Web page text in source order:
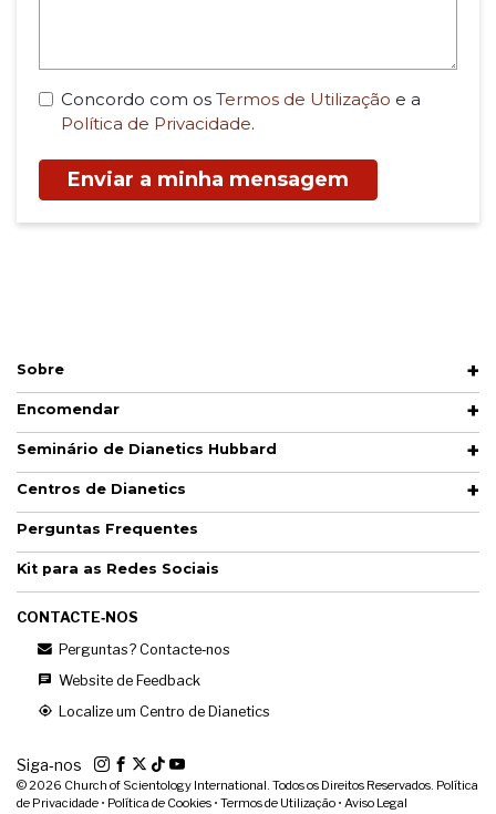
Concordo com os Termos de Utilização e a
Política de Privacidade.
Enviar a minha mensagem
Sobre
Encomendar
Seminário de Dianetics Hubbard
Centros de Dianetics
Perguntas Frequentes
Kit para as Redes Sociais
CONTACTE‑NOS
Perguntas? Contacte‑nos
Website de Feedback
Localize um Centro de Dianetics
Siga‑nos
© 2026 Church of Scientology International. Todos os Direitos Reservados. Política
de Privacidade • Política de Cookies • Termos de Utilização • Aviso Legal